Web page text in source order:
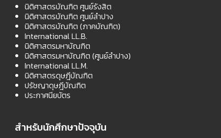
นิติศาสตรบัณฑิต ศูนย์รังสิต
นิติศาสตรบัณฑิต ศูนย์ลำปาง
นิติศาสตรบัณฑิต (ภาคบัณฑิต)
International LL.B.
นิติศาสตรมหาบัณฑิต
นิติศาสตรมหาบัณฑิต (ศูนย์ลำปาง)
International LL.M.
นิติศาสตรดุษฎีบัณฑิต
ปรัชญาดุษฎีบัณฑิต
ประกาศนียบัตร
สำหรับนักศึกษาปัจจุบัน